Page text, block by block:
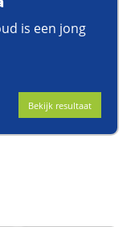
is een jong
Bekijk resultaat